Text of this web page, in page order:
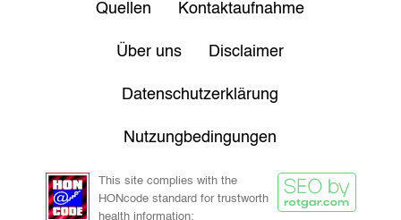
Quellen Kontaktaufnahme
Über uns Disclaimer
Datenschutzerklärung
Nutzungbedingungen
This site complies with the
HONcode standard for trustworth
health information: